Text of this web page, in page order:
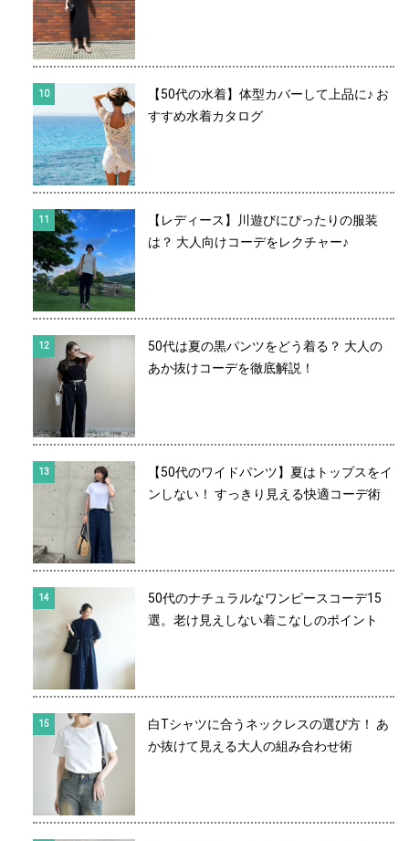
【50代の水着】体型カバーして上品に♪ お
すすめ水着カタログ
【レディース】川遊びにぴったりの服装
は？ 大人向けコーデをレクチャー♪
50代は夏の黒パンツをどう着る？ 大人の
あか抜けコーデを徹底解説！
【50代のワイドパンツ】夏はトップスをイ
ンしない！ すっきり見える快適コーデ術
50代のナチュラルなワンピースコーデ15
選。老け見えしない着こなしのポイント
白Tシャツに合うネックレスの選び方！ あ
か抜けて見える大人の組み合わせ術